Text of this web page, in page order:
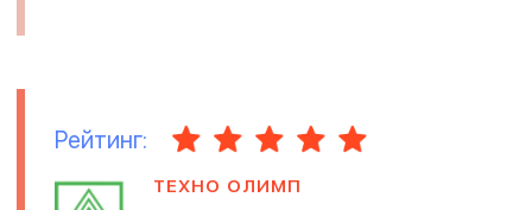
Рейтинг:
ТЕХНО ОЛИМП